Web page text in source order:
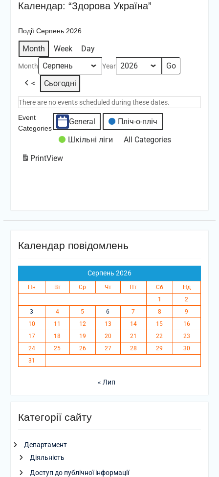
Календар: “Здорова Україна”
Події Серпень 2026
Month Week Day
Month Year
< Сьогодні
There are no events scheduled during these dates.
Event
Categories
General
Пліч-о-пліч
Шкільні ліги
All Categories
PrintView
Календар повідомлень
Серпень 2026
Пн Вт Ср Чт Пт Сб
Нд
1
2
3
4 5 6 7 8
9
10
11 12 13 14 15
16
17
18 19 20 21 22
23
24
25 26 27 28 29
30
31
« Лип
Категорії сайту
Департамент
Діяльність
Доступ до публічної інформації